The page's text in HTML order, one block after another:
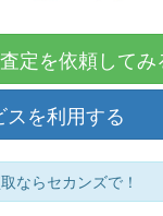
定を依頼してみ
スを利用する
ならセカンズで！